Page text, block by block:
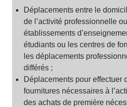
Déplacements entre le
de l’activité professionnelle
établissements
étudiants ou les centres de
les déplacements
différés ;
Déplacements pour effectuer
fournitures nécessaires à
des achats de première